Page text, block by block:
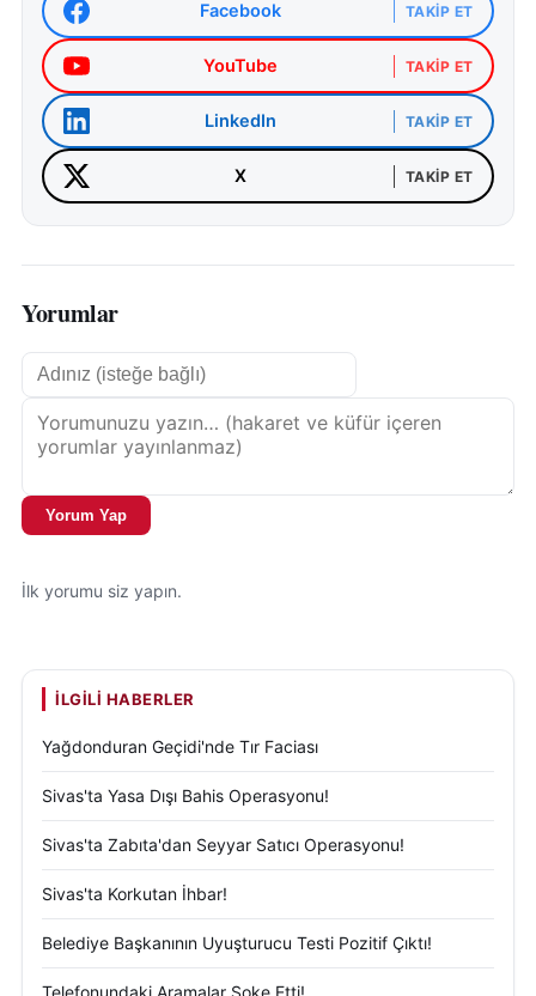
Facebook TAKIP ET
YouTube TAKIP ET
LinkedIn TAKIP ET
X TAKIP ET
Yorumlar
Yorum Yap
İlk yorumu siz yapın.
İLGILI HABERLER
Yağdonduran Geçidi'nde Tır Faciası
Sivas'ta Yasa Dışı Bahis Operasyonu!
Sivas'ta Zabıta'dan Seyyar Satıcı Operasyonu!
Sivas'ta Korkutan İhbar!
Belediye Başkanının Uyuşturucu Testi Pozitif Çıktı!
Telefonundaki Aramalar Şoke Etti!